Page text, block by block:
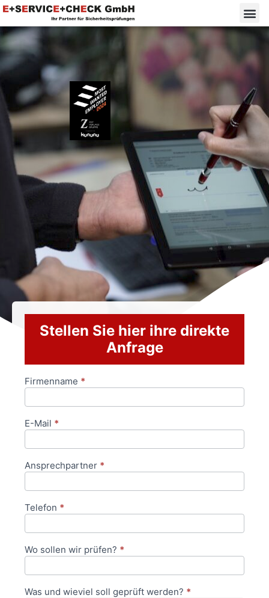
Stellen Sie hier ihre direkte
Anfrage
Anfrageformular
Firmenname *
E-Mail *
Ansprechpartner *
Telefon *
Wo sollen wir prüfen? *
Was und wieviel soll geprüft werden? *